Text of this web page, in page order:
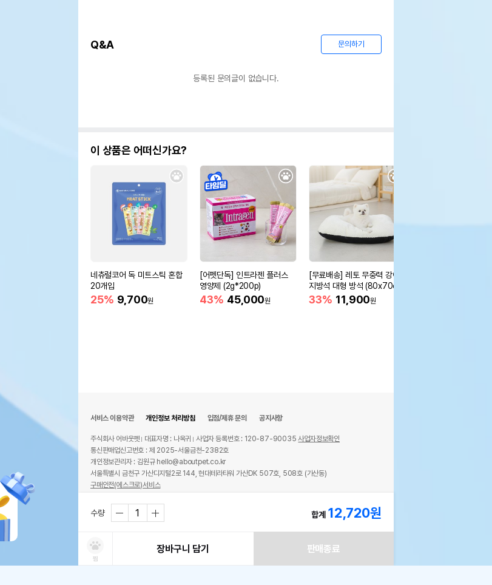
Q&A 문의하기
등록된 문의글이 없습니다.
이 상품은 어떠신가요?
네츄럴코어 독 미트스틱 혼합
20개입
25% 9,700원
[어펫단독] 인트라젠 플러스
영양제 (2g*200p)
43% 45,000원
[무료배송] 레토 무중력 강아
지방석 대형 방석 (80x70c
m)
33% 11,900원
수량 합계 12,720원
찜
장바구니 담기 판매종료
서비스 이용약관 개인정보 처리방침 입점/제휴 문의 공지사항
주식회사 어바웃펫 대표자명 : 나옥귀 사업자 등록번호 : 120-87-90035사업자정보확인
통신판매업신고번호 : 제 2025-서울금천-2382호
개인정보관리자 : 김원규 hello@aboutpet.co.kr
서울특별시 금천구 가산디지털2로 144, 현대테라타워 가산DK 507호, 508호 (가산동)
구매안전(에스크로)서비스